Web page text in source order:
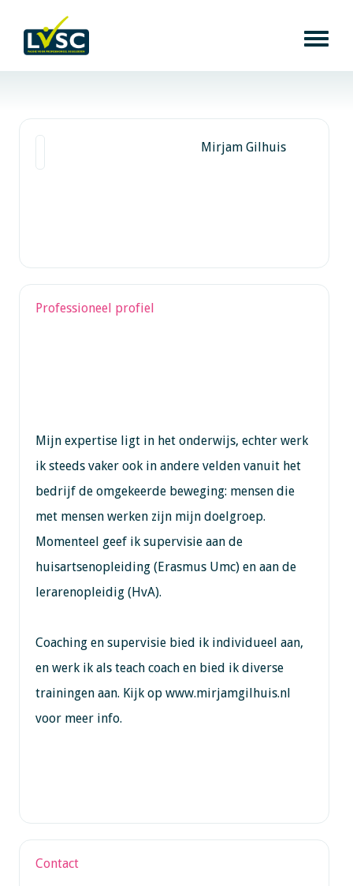
Mirjam Gilhuis
Professioneel profiel
Mijn expertise ligt in het onderwijs, echter werk
ik steeds vaker ook in andere velden vanuit het
bedrijf de omgekeerde beweging: mensen die
met mensen werken zijn mijn doelgroep.
Momenteel geef ik supervisie aan de
huisartsenopleiding (Erasmus Umc) en aan de
lerarenopleidig (HvA).
Coaching en supervisie bied ik individueel aan,
en werk ik als teach coach en bied ik diverse
trainingen aan. Kijk op www.mirjamgilhuis.nl
voor meer info.
Contact